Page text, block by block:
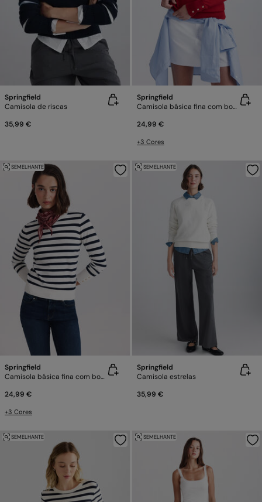
Springfield
Camisola de riscas
35,99 €
Springfield
Camisola básica fina com botões
24,99 €
+3 Cores
SEMELHANTE
Springfield
Camisola básica fina com botões
24,99 €
+3 Cores
SEMELHANTE
Springfield
Camisola estrelas
35,99 €
SEMELHANTE SEMELHANTE